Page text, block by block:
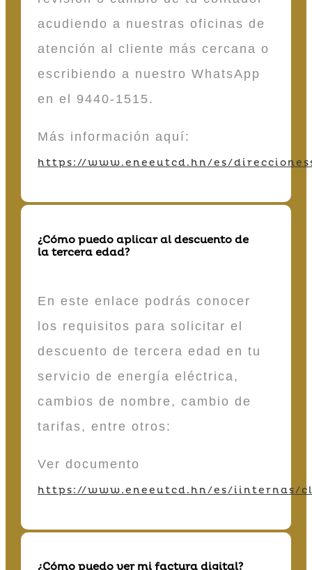
acudiendo a nuestras oficinas de
atención al cliente más cercana o
escribiendo a nuestro WhatsApp
en el 9440-1515.
Más información aquí:
https://www.eneeutcd.hn/es/
¿Cómo puedo aplicar al descuento de
la tercera edad?
En este enlace podrás conocer
los requisitos para solicitar el
descuento de tercera edad en tu
servicio de energía eléctrica,
cambios de nombre, cambio de
tarifas, entre otros:
Ver documento
https://www.eneeutcd.hn/es/iinternas/
¿Cómo puedo ver mi factura digital?